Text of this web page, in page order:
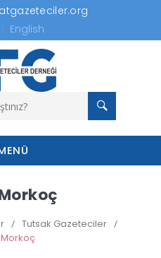
English
/ Tutsak Gazeteciler /